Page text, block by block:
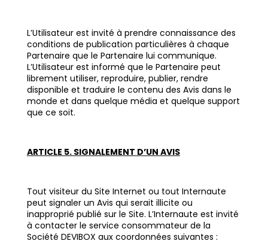
L’Utilisateur est invité à prendre connaissance des
conditions de publication particulières à chaque
Partenaire que le Partenaire lui communique.
L’Utilisateur est informé que le Partenaire peut
librement utiliser, reproduire, publier, rendre
disponible et traduire le contenu des Avis dans le
monde et dans quelque média et quelque support
que ce soit.
ARTICLE 5. SIGNALEMENT D’UN AVIS
Tout visiteur du Site Internet ou tout Internaute
peut signaler un Avis qui serait illicite ou
inapproprié publié sur le Site. L’Internaute est invité
à contacter le service consommateur de la
Société DEVIBOX aux coordonnées suivantes :